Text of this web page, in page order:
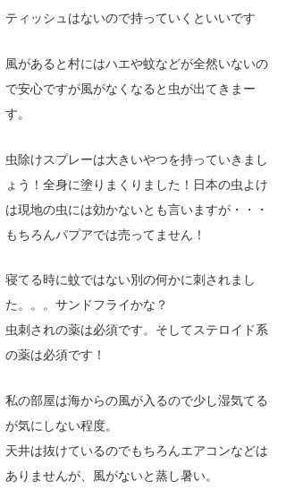
ティッシュはないので持っていくといいです
風があると村にはハエや蚊などが全然いないの
で安心ですが風がなくなると虫が出てきまー
す。
虫除けスプレーは大きいやつを持っていきまし
ょう！全身に塗りまくりました！日本の虫よけ
は現地の虫には効かないとも言いますが・・・
もちろんパプアでは売ってません！
寝てる時に蚊ではない別の何かに刺されまし
た。。。サンドフライかな？
虫刺されの薬は必須です。そしてステロイド系
の薬は必須です！
私の部屋は海からの風が入るので少し湿気てる
が気にしない程度。
天井は抜けているのでもちろんエアコンなどは
ありませんが、風がないと蒸し暑い。